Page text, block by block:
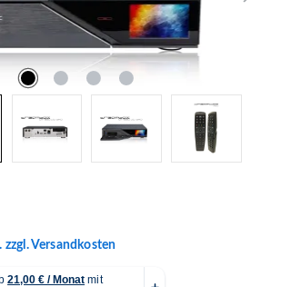
Versandkosten